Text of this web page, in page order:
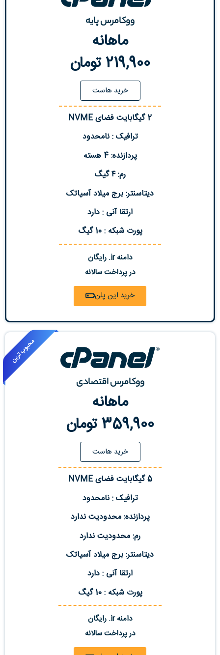
ووکامرس پایه
ماهانه
219,900 تومان
خرید هاست
2 گیگابایت فضای NVME
ترافیک : نامحدود
پردازنده: 4 هسته
رم: ۴ گیگ
دیتاسنتر: برج میلاد آسیاتک
ارتقا آنی : دارد
پورت شبکه : 10 گیگ
دامنه ir. رایگان
در پرداخت سالانه
خرید این پلن
ووکامرس اقتصادی
ماهانه
359,900 تومان
خرید هاست
5 گیگابایت فضای NVME
ترافیک : نامحدود
پردازنده: محدودیت ندارد
رم: محدودیت ندارد
دیتاسنتر: برج میلاد آسیاتک
ارتقا آنی : دارد
پورت شبکه : 10 گیگ
دامنه ir. رایگان
در پرداخت سالانه